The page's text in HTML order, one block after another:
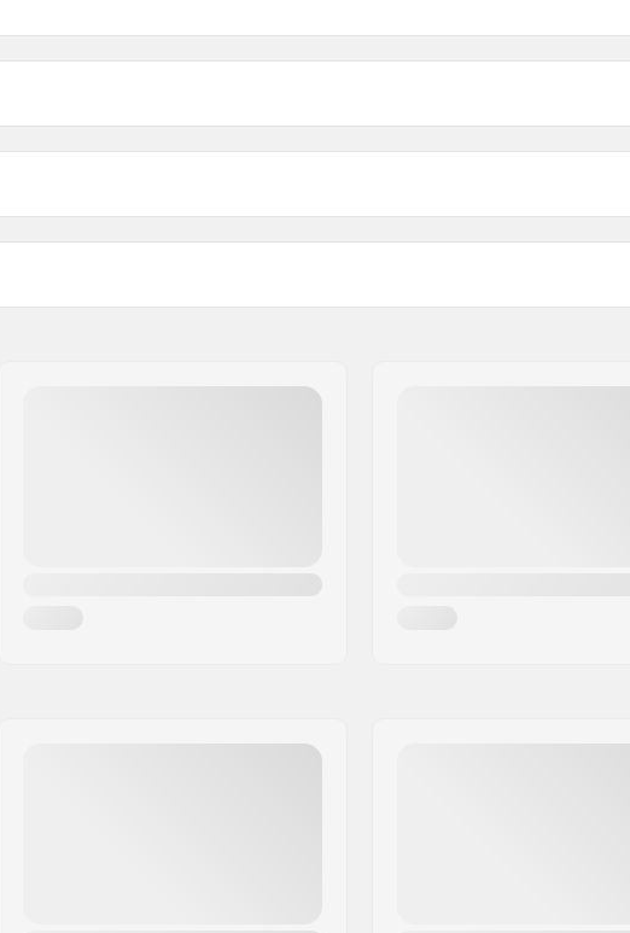
Griffon 13 TCX D Skibindung Verstellbar:
GripWalk Bindung
5355),GripWalk Boots (ISO 23223),
Bremsarmbreite:
DIN-Einstellung: